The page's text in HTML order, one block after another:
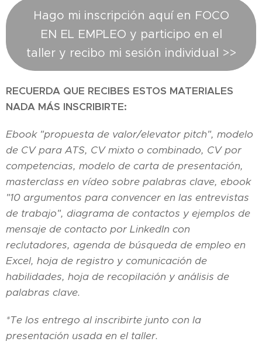
Hago mi inscripción aquí en FOCO
EN EL EMPLEO y participo en el
taller y recibo mi sesión individual >>
RECUERDA QUE RECIBES ESTOS MATERIALES
NADA MÁS INSCRIBIRTE:
Ebook "propuesta de valor/elevator pitch", modelo
de CV para ATS, CV mixto o combinado, CV por
competencias, modelo de carta de presentación,
masterclass en vídeo sobre palabras clave, ebook
"10 argumentos para convencer en las entrevistas
de trabajo", diagrama de contactos y ejemplos de
mensaje de contacto por LinkedIn con
reclutadores, agenda de búsqueda de empleo en
Excel, hoja de registro y comunicación de
habilidades, hoja de recopilación y análisis de
palabras clave.
*Te los entrego al inscribirte junto con la
presentación usada en el taller.